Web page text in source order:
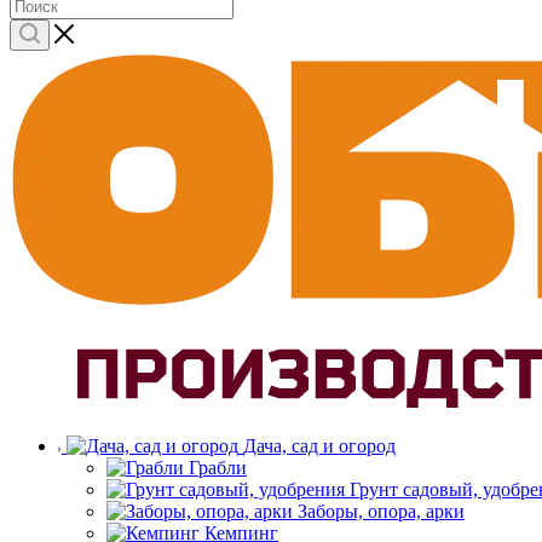
Дача, сад и огород
Грабли
Грунт садовый,
Заборы, опора, арки
Кемпинг